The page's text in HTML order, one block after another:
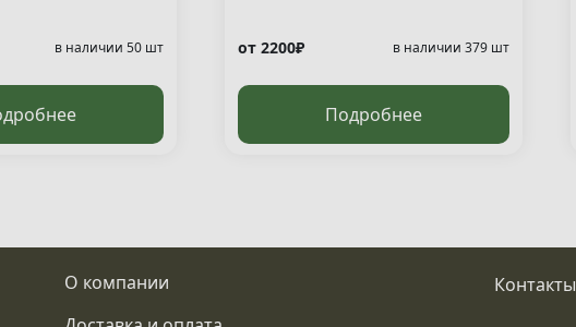
в наличии 50 шт от 2200₽ в наличии 379 шт
Подробнее
О компании
Контакты